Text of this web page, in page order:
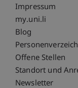
Impressum
Fußzeile
my.uni.li
Blog
Offene Stellen
Standort und
Newsletter